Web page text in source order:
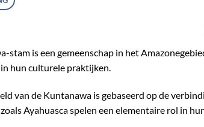
stam is een gemeenschap in het
hun culturele praktijken.
van de Kuntanawa is gebaseerd op de
Ayahuasca spelen een elementaire rol in